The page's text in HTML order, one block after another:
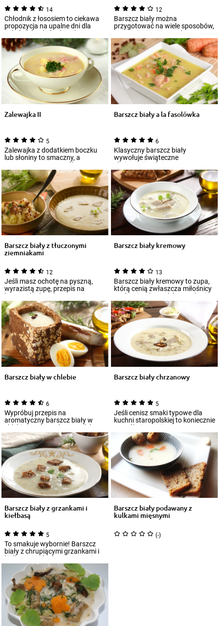
14
Chłodnik z łososiem to ciekawa
propozycja na upalne dni dla
miłośników dań rybnych.
Najpierw ugot...
12
Barszcz biały można
przygotować na wiele sposobów,
urozmaicając jego podstawową
wersję. Wypróbuj...
Zalewajka II
5
Zalewajka z dodatkiem boczku
lub słoniny to smaczny, a
zarazem prosty sposób na
przygotowanie dan...
Barszcz biały a la fasolówka
6
Klasyczny barszcz biały
wywołuje świąteczne
skojarzenia, ale jego
urozmaicona wersja to
doskonała...
Barszcz biały z tłuczonymi
ziemniakami
12
Jeśli masz ochotę na pyszną,
wyrazistą zupę, przepis na
barszcz biały z tłuczonymi
ziemniakami bę...
Barszcz biały kremowy
13
Barszcz biały kremowy to zupa,
którą cenią zwłaszcza miłośnicy
tradycyjnych smaków. Nada się
idea...
Barszcz biały w chlebie
6
Wypróbuj przepis na
aromatyczny barszcz biały w
chlebie i zaskocz domowników
wyjątkowym smakiem o...
Barszcz biały chrzanowy
5
Jeśli cenisz smaki typowe dla
kuchni staropolskiej to koniecznie
wypróbuj przepis na
przepyszny...
Barszcz biały z grzankami i
kiełbasą
5
To smakuje wybornie! Barszcz
biały z chrupiącymi grzankami i
kiełbasą to idealna propozycja na
py...
Barszcz biały podawany z
kulkami mięsnymi
(-)